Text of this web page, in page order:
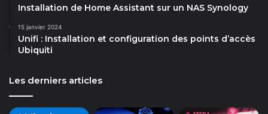
Installation de Home Assistant sur un NAS Synology
15 janvier 2024
Unifi : Installation et configuration des points d’accès
Ubiquiti
Les derniers articles